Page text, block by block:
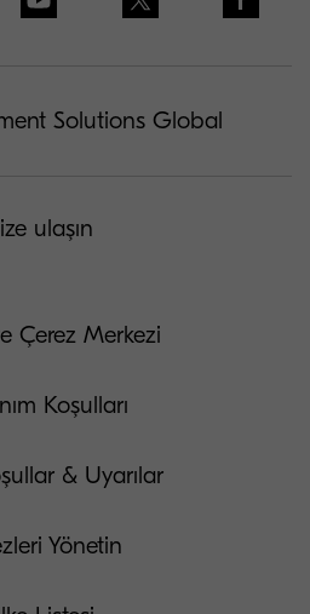
Solutions Global
ulaşın
Çerez Merkezi
Koşulları
& Uyarılar
Yönetin